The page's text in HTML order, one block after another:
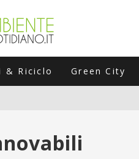
& Riciclo Green City